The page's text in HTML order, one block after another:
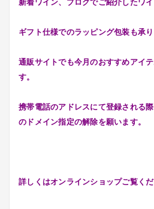
新着ワイン、ブログでご紹介したワ
ギフト仕様でのラッピング包装も承り
通販サイトでも今月のおすすめアイ
す。
携帯電話のアドレスにて登録される
のドメイン指定の解除を願います。
詳しくはオンラインショップご覧くだ